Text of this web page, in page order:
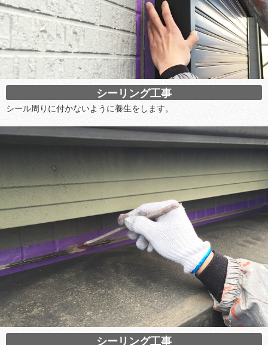
シーリング工事
シール周りに付かないように養生をします。
シーリング工事